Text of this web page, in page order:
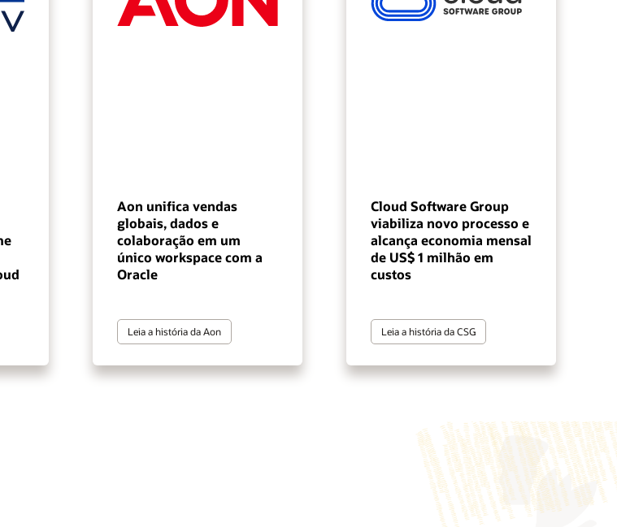
Aon unifica vendas
globais, dados e
colaboração em um
único workspace com a
Oracle
Leia a história da Aon
Cloud Software Group
viabiliza novo processo e
alcança economia mensal
de US$ 1 milhão em
custos
Leia a história da CSG